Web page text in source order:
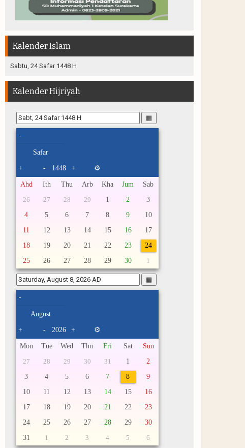
Kalender Islam
Sabtu, 24 Safar 1448 H
Kalender Hijriyah
▦
-
+ - + ⚙
Ahd Ith Thu Arb Kha Jum Sab
26 27 28 29 1 2
3
4
5 6 7 8 9
10
11
12 13 14 15 16
17
18
19 20 21 22 23
24
25
26 27 28 29 30 1
▦
-
+ - + ⚙
Mon Tue Wed Thu Fri Sat Sun
27 28 29 30 31 1
2
3
4 5 6 7 8
9
10
11 12 13 14 15
16
17
18 19 20 21 22
23
24
25 26 27 28 29
30
31
1 2 3 4 5 6